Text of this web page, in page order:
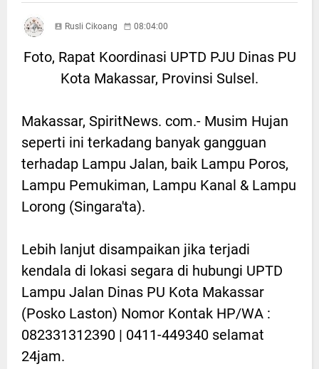
Rusli Cikoang 08:04:00
Foto, Rapat Koordinasi UPTD PJU Dinas PU
Kota Makassar, Provinsi Sulsel.
Makassar, SpiritNews. com.- Musim Hujan
seperti ini terkadang banyak gangguan
terhadap Lampu Jalan, baik Lampu Poros,
Lampu Pemukiman, Lampu Kanal & Lampu
Lorong (Singara'ta).
Lebih lanjut disampaikan jika terjadi
kendala di lokasi segara di hubungi UPTD
Lampu Jalan Dinas PU Kota Makassar
(Posko Laston) Nomor Kontak HP/WA :
082331312390 | 0411-449340 selamat
24jam.